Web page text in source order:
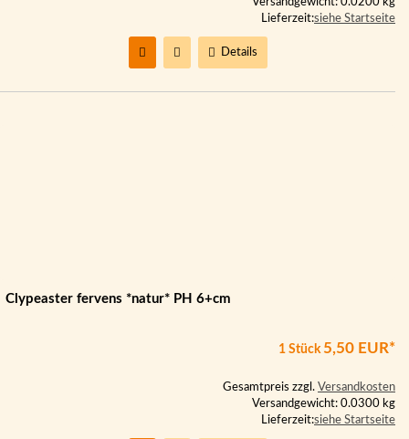
Lieferzeit:siehe Startseite
Details
Clypeaster fervens *natur* PH 6+cm
1 Stück 5,50 EUR*
Gesamtpreis zzgl. Versandkosten
Versandgewicht: 0.0300 kg
Lieferzeit:siehe Startseite